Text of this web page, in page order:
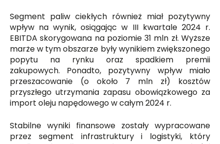
Segment paliw ciekłych również miał pozytywny
wpływ na wynik, osiągając w III kwartale 2024 r.
EBITDA skorygowana na poziomie 31 mln zł. Wyższe
marże w tym obszarze były wynikiem zwiększonego
popytu na rynku oraz spadkiem premii
zakupowych. Ponadto, pozytywny wpływ miało
przeszacowanie (o około 7 mln zł) kosztów
przyszłego utrzymania zapasu obowiązkowego za
import oleju napędowego w całym 2024 r.
Stabilne wyniki finansowe zostały wypracowane
przez segment infrastruktury i logistyki, który